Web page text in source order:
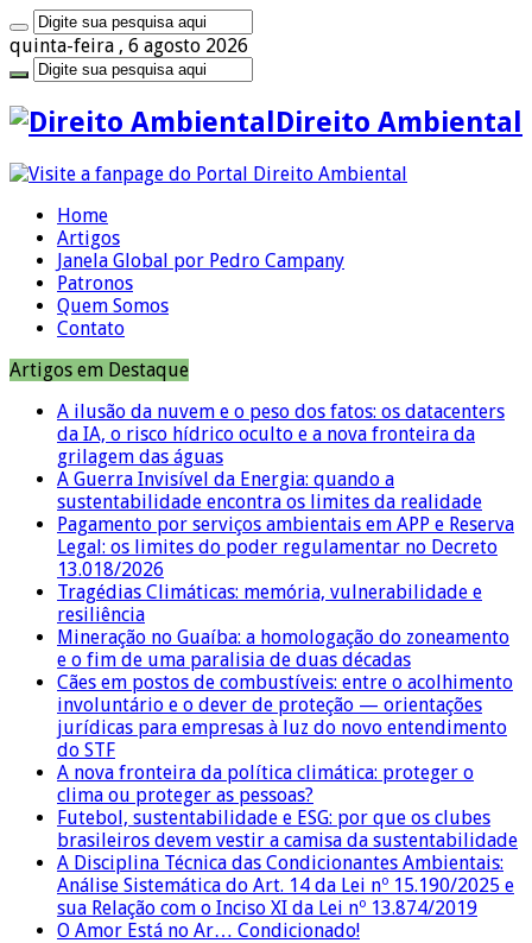
quinta-feira , 6 agosto 2026
Direito Ambiental
Home
Artigos
Janela Global por Pedro Campany
Patronos
Quem Somos
Contato
Artigos em Destaque
A ilusão da nuvem e o peso dos fatos: os datacenters
da IA, o risco hídrico oculto e a nova fronteira da
grilagem das águas
A Guerra Invisível da Energia: quando a
sustentabilidade encontra os limites da realidade
Pagamento por serviços ambientais em APP e Reserva
Legal: os limites do poder regulamentar no Decreto
13.018/2026
Tragédias Climáticas: memória, vulnerabilidade e
resiliência
Mineração no Guaíba: a homologação do zoneamento
e o fim de uma paralisia de duas décadas
Cães em postos de combustíveis: entre o acolhimento
involuntário e o dever de proteção — orientações
jurídicas para empresas à luz do novo entendimento
do STF
A nova fronteira da política climática: proteger o
clima ou proteger as pessoas?
Futebol, sustentabilidade e ESG: por que os clubes
brasileiros devem vestir a camisa da sustentabilidade
A Disciplina Técnica das Condicionantes Ambientais:
Análise Sistemática do Art. 14 da Lei nº 15.190/2025 e
sua Relação com o Inciso XI da Lei nº 13.874/2019
O Amor Está no Ar… Condicionado!